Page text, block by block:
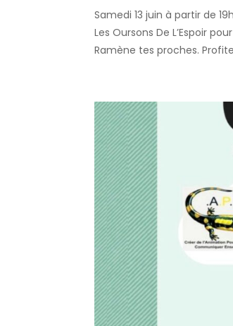
Samedi 13 juin à partir de
Les Oursons De L’Espoir
Ramène tes proches.